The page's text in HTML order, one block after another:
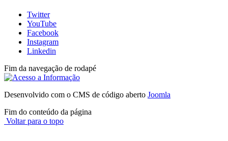
Twitter
YouTube
Facebook
Instagram
Linkedin
Fim da navegação de rodapé
Desenvolvido com o CMS de código aberto Joomla
Fim do conteúdo da página
Voltar para o topo